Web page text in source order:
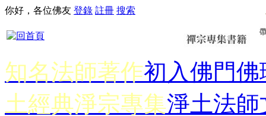
你好，各位佛友 登錄 註冊 搜索
知名法師著作初入佛門佛
土經典淨宗專集淨土法師